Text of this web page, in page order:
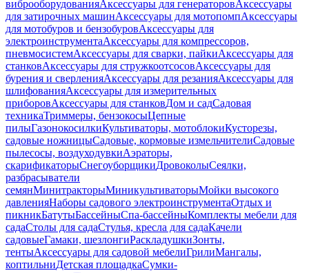
виброоборудованияАксессуары для генераторовАксессуары
для затирочных машинАксессуары для мотопомпАксессуары
для мотобуров и бензобуровАксессуары для
электроинструментаАксессуары для компрессоров,
пневмосистемАксессуары для сварки, пайкиАксессуары для
станковАксессуары для стружкоотсосовАксессуары для
бурения и сверленияАксессуары для резанияАксессуары для
шлифованияАксессуары для измерительных
приборовАксессуары для станковДом и садСадовая
техникаТриммеры, бензокосыЦепные
пилыГазонокосилкиКультиваторы, мотоблокиКусторезы,
садовые ножницыСадовые, кормовые измельчителиСадовые
пылесосы, воздуходувкиАэраторы,
скарификаторыСнегоуборщикиДровоколыСеялки,
разбрасыватели
семянМинитракторыМиникультиваторыМойки высокого
давленияНаборы садового электроинструментаОтдых и
пикникБатутыБассейныСпа-бассейныКомплекты мебели для
садаСтолы для садаСтулья, кресла для садаКачели
садовыеГамаки, шезлонгиРаскладушкиЗонты,
тентыАксессуары для садовой мебелиГрилиМангалы,
коптильниДетская площадкаСумки-